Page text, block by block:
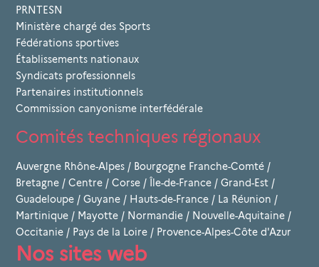
PRNTESN
Ministère chargé des Sports
Fédérations sportives
Établissements nationaux
Syndicats professionnels
Partenaires institutionnels
Commission canyonisme interfédérale
Comités techniques régionaux
Auvergne Rhône-Alpes / Bourgogne Franche-Comté /
Bretagne / Centre / Corse / Île-de-France / Grand-Est /
Guadeloupe / Guyane / Hauts-de-France / La Réunion /
Martinique / Mayotte / Normandie / Nouvelle-Aquitaine /
Occitanie / Pays de la Loire / Provence-Alpes-Côte d'Azur
Nos sites web